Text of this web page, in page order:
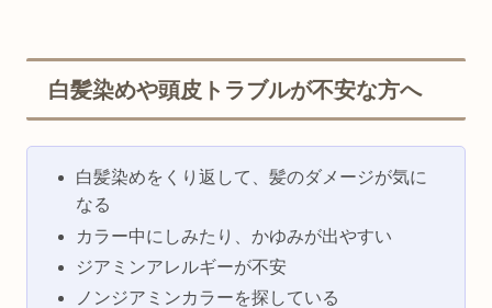
白髪染めや頭皮トラブルが不安な方へ
白髪染めをくり返して、髪のダメージが気に
なる
カラー中にしみたり、かゆみが出やすい
ジアミンアレルギーが不安
ノンジアミンカラーを探している